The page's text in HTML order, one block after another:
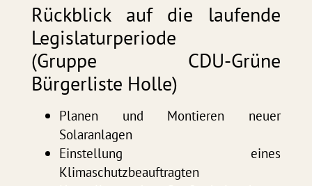
Rückblick auf die laufende
Legislaturperiode
(Gruppe CDU-Grüne
Bürgerliste Holle)
Planen und Montieren neuer
Solaranlagen
Einstellung eines
Klimaschutzbeauftragten